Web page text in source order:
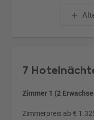
7
Zimmer 1 (2
Zimmerpreis ab €